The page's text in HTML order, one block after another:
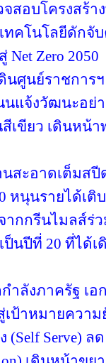
สอบโครงสร้
คโนโลยีดักจั
Zero 2050
นศูนย์ราชการ
แจ้งวัฒนะอย่า
สีเขียว เดินห
นสะอาดเต็มส
หนุนรายได้เติ
ากกรีนไมลส์ร่
นปีที่ 20 ที่ได้เ
ำลังภาครัฐ
เป้าหมายความ
(Self Serve)